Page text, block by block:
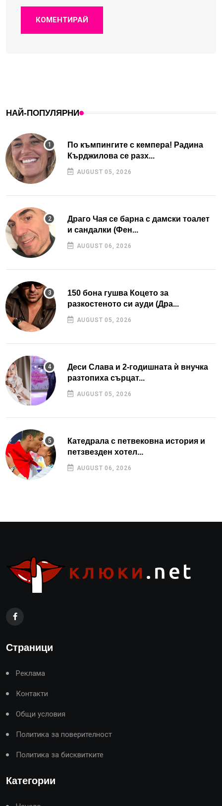
КОМЕНТИРАЙ
НАЙ-ПОПУЛЯРНИ
По къмпингите с кемпера! Радина
Кърджилова се разх...
AUGUST 05, 2026
Драго Чая се барна с дамски тоалет
и сандалки (Фен...
AUGUST 06, 2026
150 бона гушва Коцето за
разкостеното си ауди (Дра...
AUGUST 05, 2026
Деси Слава и 2-годишната ѝ внучка
разтопиха сърцат...
AUGUST 05, 2026
Катедрала с петвековна история и
петзвезден хотел...
AUGUST 06, 2026
Страници
Реклама
Контакти
Общи условия
Политика за поверителност
Политика за бисквитките
Категории